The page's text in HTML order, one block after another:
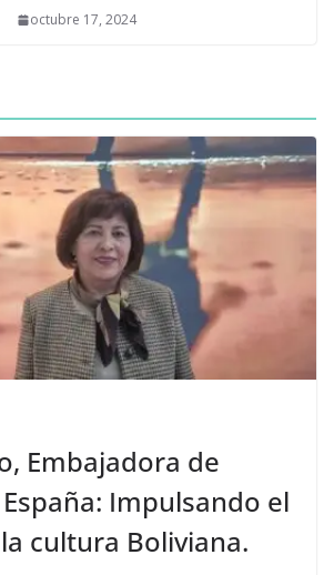
octubre 17, 2024
Embajadora de
Impulsando el
cultura Boliviana.